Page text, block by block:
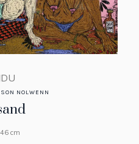
NOLWENN
cm